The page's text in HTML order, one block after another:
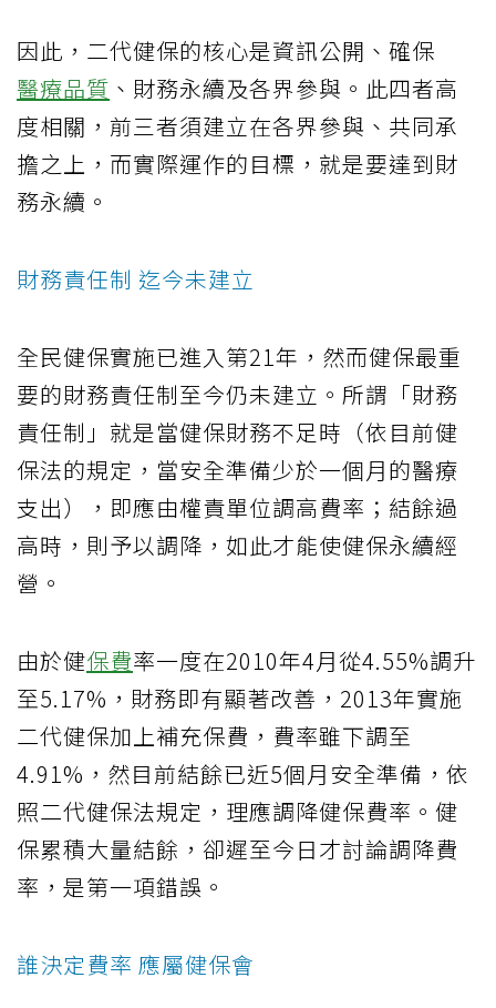
因此，二代健保的核心是資訊公開、確保
醫療品質 、財務永續及各界參與。此四者高
度相關，前三者須建立在各界參與、共同承
擔之上，而實際運作的目標，就是要達到財
務永續。
財務責任制 迄今未建立
全民健保實施已進入第21年，然而健保最重
要的財務責任制至今仍未建立。所謂「財務
責任制」就是當健保財務不足時（依目前健
保法的規定，當安全準備少於一個月的醫療
支出），即應由權責單位調高費率；結餘過
高時，則予以調降，如此才能使健保永續經
營。
由於健保費率一度在2010年4月從4.55%調升
至5.17%，財務即有顯著改善，2013年實施
二代健保加上補充保費，費率雖下調至
4.91%，然目前結餘已近5個月安全準備，依
照二代健保法規定，理應調降健保費率。健
保累積大量結餘，卻遲至今日才討論調降費
率，是第一項錯誤。
誰決定費率 應屬健保會